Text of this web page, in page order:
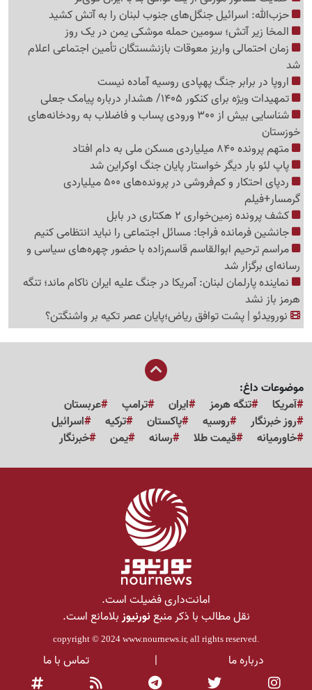
حزب‌الله: اسرائیل جنگل‌های جنوب لبنان را به آتش کشید
المخا زیر آتش؛ سومین حمله موشکی یمن در یک روز
زمان احتمالی واریز معوقات بازنشستگان تأمین اجتماعی اعلام
شد
اروپا در برابر جنگ پهپادی روسیه آماده نیست
تمهیدات ویژه برای کنکور 1405/ هشدار درباره پیامک جعلی
شناسایی بیش از 300 ورودی پساب و فاضلاب به رودخانه‌های
خوزستان
متهم پرونده 840 میلیاردی مسکن ملی به دام افتاد
پاپ لئو بار دیگر خواستار پایان جنگ اوکراین شد
ردپای احتکار و کم‌فروشی در پرونده‌های 500 میلیاردی
گرمسار+فیلم
کشف پرونده زمین‌‎خواری 2 هکتاری در بابل
جانشین فرمانده فراجا: مسائل اجتماعی را نباید انتظامی کنیم
مراسم ترحیم ابوالقاسم قاسم‌زاده با حضور چهره‌های سیاسی و
رسانه‌ای برگزار شد
نماینده پارلمان لبنان: آمریکا در جنگ علیه ایران ناکام ماند؛ تنگه
هرمز باز نشد
نورویدئو | پشت توافق ریاض؛پایان عصر تکیه بر واشنگتن؟
موضوعات داغ:
آمریکا
تنگه هرمز ایران ترامپ
عربستان
روز خبرنگار
روسیه پاکستان ترکیه
اسرائیل
خاورمیانه
قیمت طلا رسانه یمن خبرنگار
امانت‌داری فضیلت است.
نقل مطالب با ذکر منبعنورنیوزبلامانع است.
copyright © 2024 www.nournews.ir, all rights reserved.
درباره ما | تماس با ما